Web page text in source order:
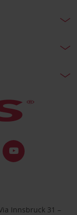
Innsbruck 31 –